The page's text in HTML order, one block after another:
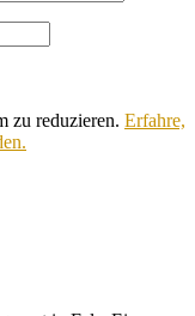
zu reduzieren. Erfahre,